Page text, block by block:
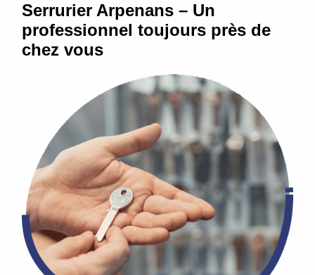
Serrurier Arpenans – Un
professionnel toujours près de
chez vous